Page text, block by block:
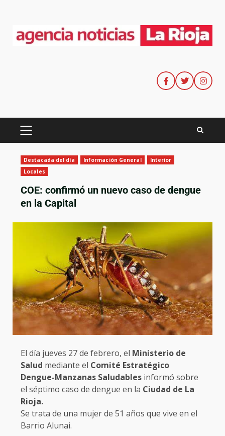
Destacada del día Información General
Interior
Locales
COE: confirmó un nuevo caso de dengue
en la Capital
El día jueves 27 de febrero, el Ministerio de
Salud mediante el Comité Estratégico
Dengue-Manzanas Saludables informó sobre
el séptimo caso de dengue en la Ciudad de La
Rioja.
Se trata de una mujer de 51 años que vive en el
Barrio Alunai.